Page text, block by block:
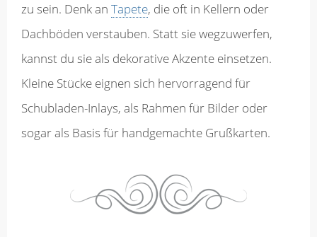
zu sein. Denk an Tapete, die oft in Kellern oder
Dachböden verstauben. Statt sie wegzuwerfen,
kannst du sie als dekorative Akzente einsetzen.
Kleine Stücke eignen sich hervorragend für
Schubladen-Inlays, als Rahmen für Bilder oder
sogar als Basis für handgemachte Grußkarten.